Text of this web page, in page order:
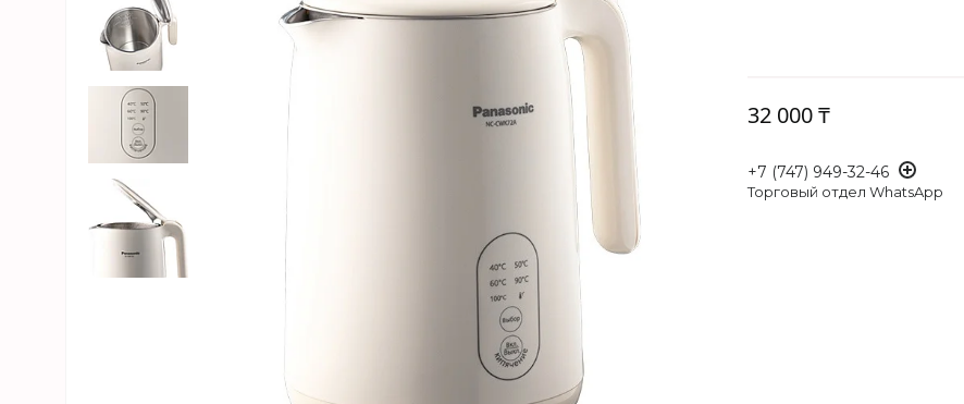
32 000 ₸
+7 (747) 949-32-46
Торговый отдел WhatsApp